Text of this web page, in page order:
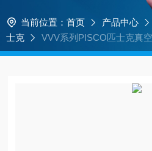
当前位置： 首页 产品中心
士克
VVV系列PISCO匹士克真